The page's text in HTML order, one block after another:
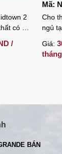
2
có ô
/
Mã:
Cho
ngủ
Giá:
tháng
BÁN